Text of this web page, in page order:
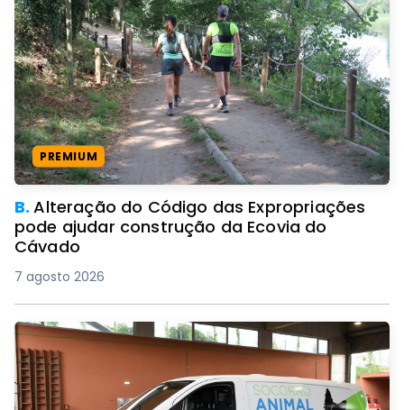
PREMIUM
B.Alteração do Código das Expropriações
pode ajudar construção da Ecovia do
Cávado
7 agosto 2026